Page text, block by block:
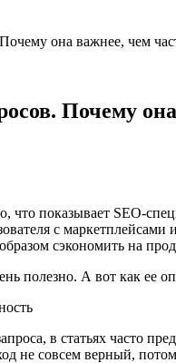
она важнее, чем
Почему
что показывает SEO-
с
сэкономить на
полезно. А вот как ее
в статьях часто
не совсем верный,